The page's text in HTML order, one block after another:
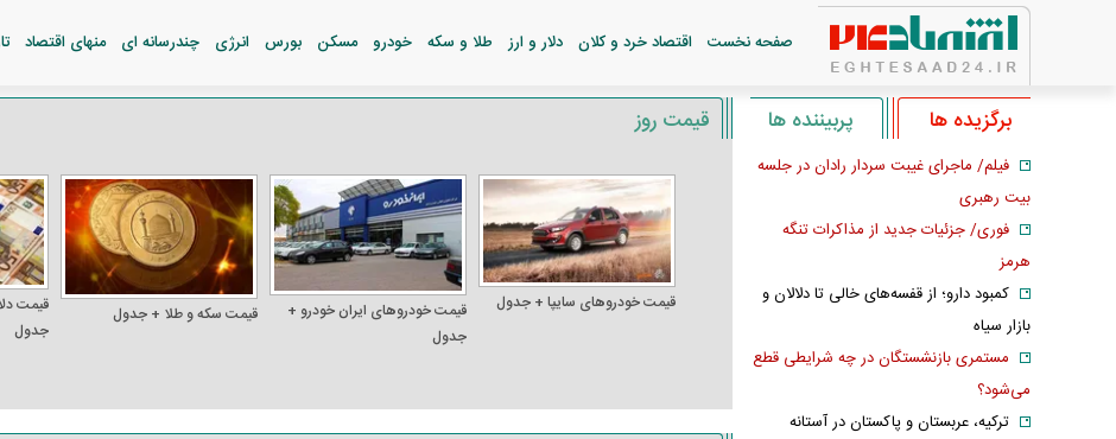
صفحه نخست اقتصاد خرد و کلان دلار و ارز طلا و سکه خودرو مسکن بورس انرژی چندرسانه ای منهای اقتصاد
قیمت روز
قیمت خودرو‌های سایپا + جدول
قیمت خودرو‌های ایران خودرو +
جدول
قیمت سکه و طلا + جدول
قیمت
جدول
برگزیده ها پربیننده ها
فیلم/ ماجرای غیبت سردار رادان در جلسه
بیت رهبری
فوری/ جزئیات جدید از مذاکرات تنگه
هرمز
کمبود دارو؛ از قفسه‌های خالی تا دلالان و
بازار سیاه
مستمری بازنشستگان در چه شرایطی قطع
می‌شود؟
ترکیه، عربستان و پاکستان در آستانه